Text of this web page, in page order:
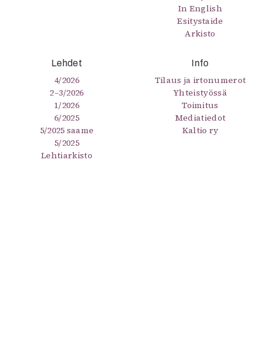
In English
Esitystaide
Arkisto
Lehdet
4/2026
2–3/2026
1/2026
6/2025
5/2025 saame
5/2025
Lehtiarkisto
Info
Tilaus ja irtonumerot
Yhteistyössä
Toimitus
Mediatiedot
Kaltio ry